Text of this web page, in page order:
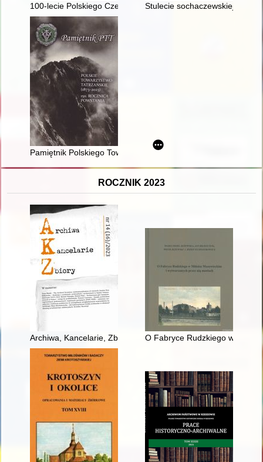
100-lecie Polskiego Czerwonego Krzyża w Wągrowcu
Stulecie sochaczewskiej kolei
Pamiętnik Polskiego Towarzystwa Tatrzańskiego. T. 31 (2022)
ROCZNIK 2023
Archiwa, Kancelarie, Zbiory. Nr 14(16) (2023
O Fabryce Rudzkiego w